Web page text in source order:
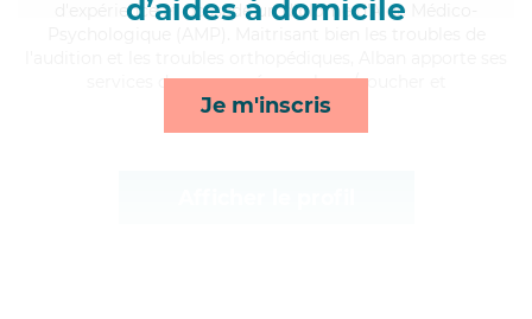
d’aides à domicile
Je m'inscris
d'expérience et possède un diplôme d'Aide Médico-
services de repas, ménage, lever/coucher et
compagnie/loisirs*